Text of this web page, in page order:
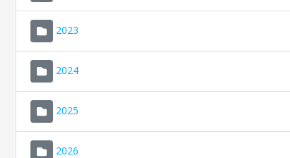
2023
2024
2025
2026